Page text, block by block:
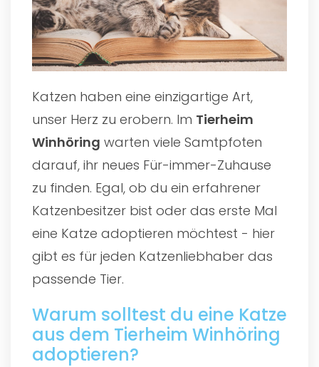
Katzen haben eine einzigartige Art,
unser Herz zu erobern. Im Tierheim
Winhöring warten viele Samtpfoten
darauf, ihr neues Für-immer-Zuhause
zu finden. Egal, ob du ein erfahrener
Katzenbesitzer bist oder das erste Mal
eine Katze adoptieren möchtest - hier
gibt es für jeden Katzenliebhaber das
passende Tier.
Warum solltest du eine Katze
aus dem Tierheim Winhöring
adoptieren?